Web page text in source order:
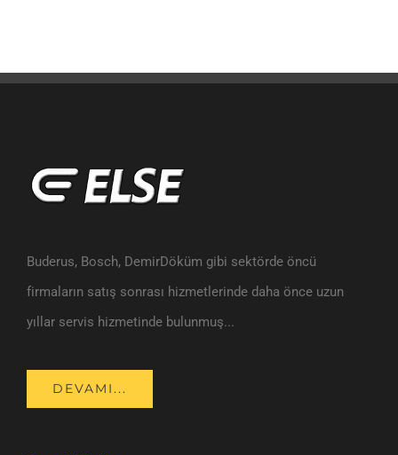
Buderus, Bosch, DemirDöküm gibi sektörde öncü
firmaların satış sonrası hizmetlerinde daha önce uzun
yıllar servis hizmetinde bulunmuş...
DEVAMI...